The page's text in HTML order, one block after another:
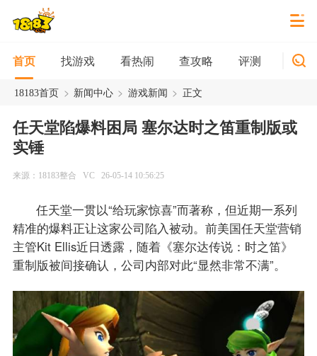
首页 找游戏 看热闹 查攻略 评测 新游
18183首页 > 新闻中心 > 游戏新闻 > 正文
任天堂陷爆料困局 塞尔达时之笛重制版或
实锤
来源：18183整合 VC 26-05-14 10:56:25
任天堂一贯以“给玩家惊喜”而著称，但近期一系列
精准的爆料正让这家公司陷入被动。前美国任天堂营销
主管Kit Ellis近日透露，随着《塞尔达传说：时之笛》
重制版被间接确认，公司内部对此“显然非常不满”。